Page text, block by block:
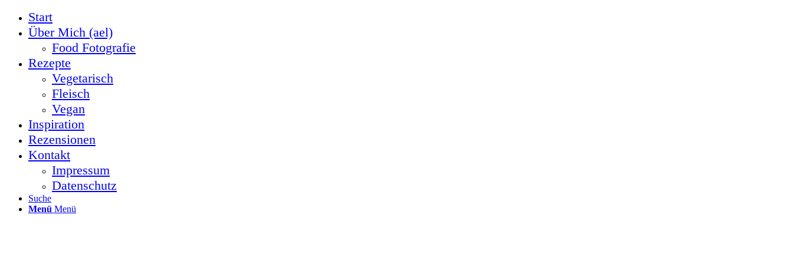
Start
Über Mich (ael)
Food Fotografie
Rezepte
Vegetarisch
Fleisch
Vegan
Inspiration
Rezensionen
Kontakt
Impressum
Datenschutz
Suche
Menü Menü